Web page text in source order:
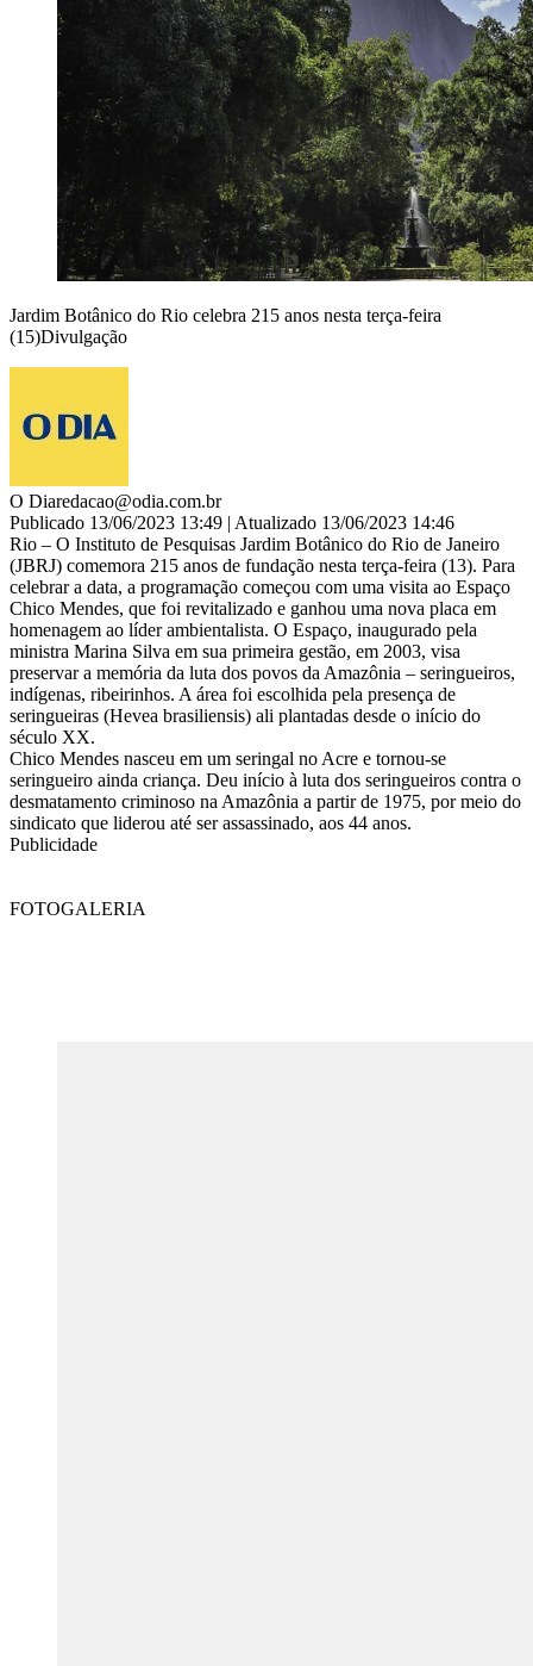
Jardim Botânico do Rio celebra 215 anos nesta terça-feira
(15)Divulgação
O Diaredacao@odia.com.br
Publicado 13/06/2023 13:49 | Atualizado 13/06/2023 14:46
Rio – O Instituto de Pesquisas Jardim Botânico do Rio de Janeiro
(JBRJ) comemora 215 anos de fundação nesta terça-feira (13). Para
celebrar a data, a programação começou com uma visita ao Espaço
Chico Mendes, que foi revitalizado e ganhou uma nova placa em
homenagem ao líder ambientalista. O Espaço, inaugurado pela
ministra Marina Silva em sua primeira gestão, em 2003, visa
preservar a memória da luta dos povos da Amazônia – seringueiros,
indígenas, ribeirinhos. A área foi escolhida pela presença de
seringueiras (Hevea brasiliensis) ali plantadas desde o início do
século XX.
Chico Mendes nasceu em um seringal no Acre e tornou-se
seringueiro ainda criança. Deu início à luta dos seringueiros contra o
desmatamento criminoso na Amazônia a partir de 1975, por meio do
sindicato que liderou até ser assassinado, aos 44 anos.
Publicidade
FOTOGALERIA